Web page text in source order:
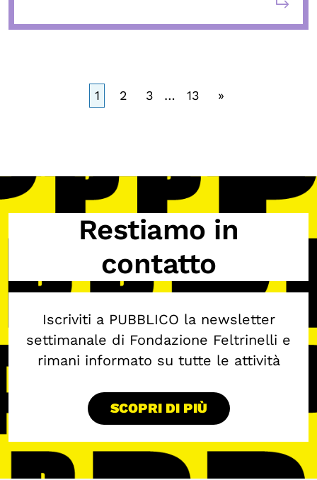
1 2 3 … 13 »
Restiamo in
contatto
Iscriviti a PUBBLICO la newsletter
settimanale di Fondazione Feltrinelli e
rimani informato su tutte le attività
SCOPRI DI PIÙ